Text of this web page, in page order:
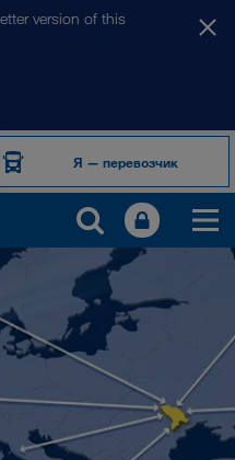
version of this
Я — перевозчик